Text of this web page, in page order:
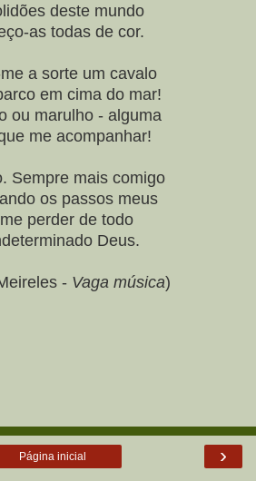
deste mundo
as todas de cor.
a sorte um cavalo
em cima do mar!
ou marulho - alguma
me acompanhar!
Sempre mais comigo
os passos meus
perder de todo
Deus.
- Vaga música)
›
Página inicial